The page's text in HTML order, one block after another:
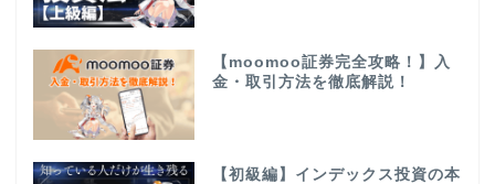
【moomoo証券完全攻略！】入
金・取引方法を徹底解説！
【初級編】インデックス投資の本